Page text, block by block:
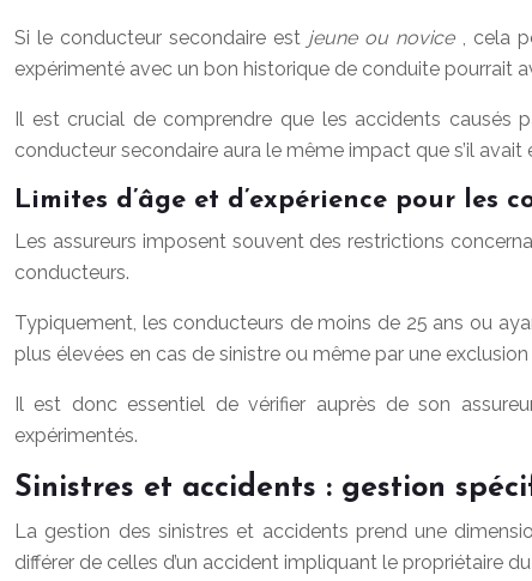
Si le conducteur secondaire est jeune ou novice
, cela
expérimenté avec un bon historique de conduite pourrait
Il est crucial de comprendre que les accidents causés
conducteur secondaire aura le même impact que s’il
Limites d’âge et d’expérience pour les
Les assureurs imposent souvent des restrictions
conducteurs.
Typiquement, les conducteurs de moins de 25 ans ou
plus élevées en cas de sinistre ou même par une
Il est donc essentiel de vérifier auprès de son
expérimentés.
Sinistres et accidents : gestion
La gestion des sinistres et accidents prend une
différer de celles d’un accident impliquant le propriétaire